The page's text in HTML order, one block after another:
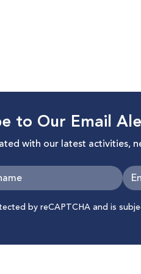
to Our Email
with our latest activities,
by reCAPTCHA and is